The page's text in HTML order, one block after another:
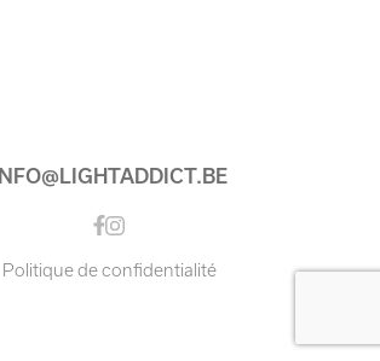
INFO@LIGHTADDICT.BE
Politique de confidentialité